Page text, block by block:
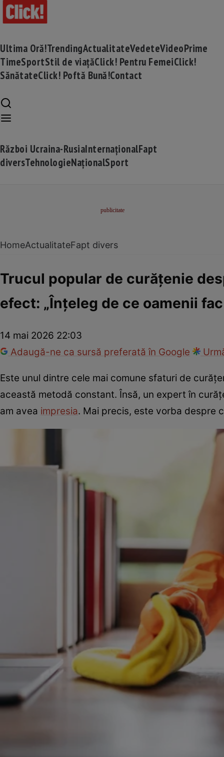
Ultima Oră!TrendingActualitateVedeteVideoPrime
TimeSportStil de viațăClick! Pentru FemeiClick!
SănătateClick! Poftă Bună!Contact
Război Ucraina-RusiaInternaționalFapt
diversTehnologieNaționalSport
HomeActualitateFapt divers
Trucul popular de curățenie
efect: „Înțeleg de ce oamenii
14 mai 2026 22:03
Adaugă-ne ca sursă preferată în Google
Este unul dintre cele mai comune sfaturi de
această metodă constant. Însă, un expert în
am avea impresia. Mai precis, este vorba despre